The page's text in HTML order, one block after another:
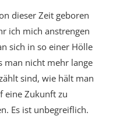
dieser Zeit geboren
ich mich anstrengen
sich in so einer Hölle
man nicht mehr lange
sind, wie hält man
eine Zukunft zu
Es ist unbegreiflich.